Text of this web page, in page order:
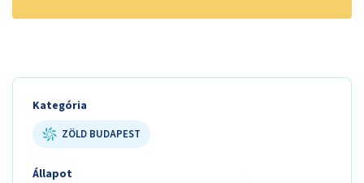
Kategória
ZÖLD BUDAPEST
Állapot